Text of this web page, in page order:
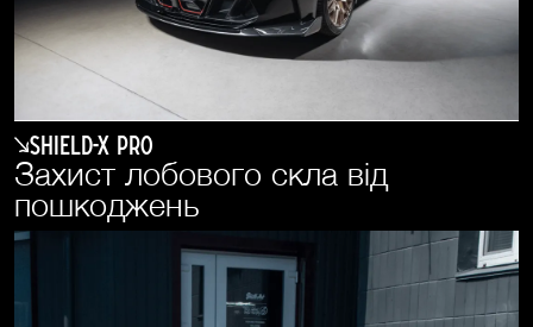
SHIELD-X PRO
Захист лобового скла від
пошкоджень